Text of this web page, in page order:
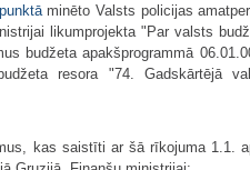
minēto Valsts policijas
likumprojekta "Par valsts
budžeta apakšprogrammā
resora "74. Gadskārtējā
kas saistīti ar šā rīkojuma 1.1.